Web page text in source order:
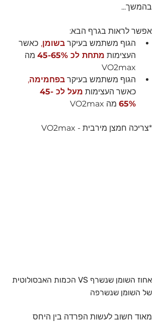
בהמשך...
אפשר לראות בגרף הבא:
הגוף משתמש בעיקר בשומן, כאשר
העצימות מתחת לכ 45-65%
מה
VO2max
הגוף משתמש בעיקר בפחמימה,
כאשר העצימות
מעל לכ 45-
65% מה VO2max
*צריכה חמצן מירבית - VO2max
אחוז השומן שנשרף VS הכמות האבסולוטית
של השומן שנשרפה
מאוד חשוב לעשות הפרדה בין היחס